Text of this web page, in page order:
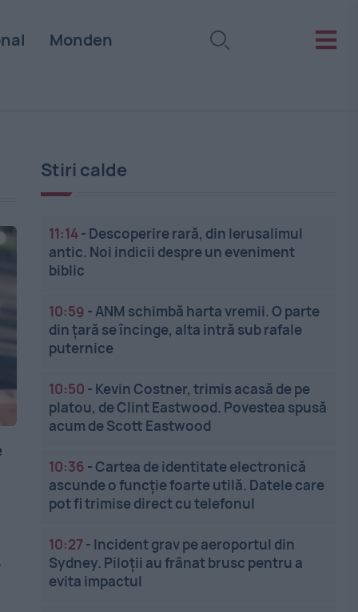
Monden
Stiri calde
11:14- Descoperire rară, din Ierusalimul
antic. Noi indicii despre un eveniment
biblic
10:59 -ANM schimbă harta vremii. O parte
din țară se încinge, alta intră sub rafale
puternice
10:50 - Kevin Costner, trimis acasă de pe
platou, de Clint Eastwood. Povestea spusă
acum de Scott Eastwood
10:36 -Cartea de identitate electronică
ascunde o funcție foarte utilă. Datele care
pot fi trimise direct cu telefonul
10:27 - Incident grav pe aeroportul din
Sydney. Piloții au frânat brusc pentru a
evita impactul